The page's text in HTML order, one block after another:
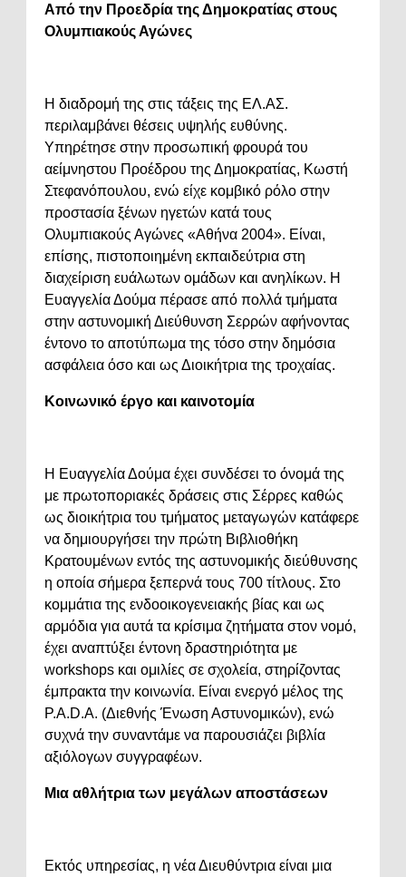
Από την Προεδρία της Δημοκρατίας στους
Ολυμπιακούς Αγώνες
Η διαδρομή της στις τάξεις της ΕΛ.ΑΣ.
περιλαμβάνει θέσεις υψηλής ευθύνης.
Υπηρέτησε στην προσωπική φρουρά του
αείμνηστου Προέδρου της Δημοκρατίας, Κωστή
Στεφανόπουλου, ενώ είχε κομβικό ρόλο στην
προστασία ξένων ηγετών κατά τους
Ολυμπιακούς Αγώνες «Αθήνα 2004». Είναι,
επίσης, πιστοποιημένη εκπαιδεύτρια στη
διαχείριση ευάλωτων ομάδων και ανηλίκων. Η
Ευαγγελία Δούμα πέρασε από πολλά τμήματα
στην αστυνομική Διεύθυνση Σερρών αφήνοντας
έντονο το αποτύπωμα της τόσο στην δημόσια
ασφάλεια όσο και ως Διοικήτρια της τροχαίας.
Κοινωνικό έργο και καινοτομία
Η Ευαγγελία Δούμα έχει συνδέσει το όνομά της
με πρωτοποριακές δράσεις στις Σέρρες καθώς
ως διοικήτρια του τμήματος μεταγωγών κατάφερε
να δημιουργήσει την πρώτη Βιβλιοθήκη
Κρατουμένων εντός της αστυνομικής διεύθυνσης
η οποία σήμερα ξεπερνά τους 700 τίτλους. Στο
κομμάτια της ενδοοικογενειακής βίας και ως
αρμόδια για αυτά τα κρίσιμα ζητήματα στον νομό,
έχει αναπτύξει έντονη δραστηριότητα με
workshops και ομιλίες σε σχολεία, στηρίζοντας
έμπρακτα την κοινωνία. Είναι ενεργό μέλος της
P.A.D.A. (Διεθνής Ένωση Αστυνομικών), ενώ
συχνά την συναντάμε να παρουσιάζει βιβλία
αξιόλογων συγγραφέων.
Μια αθλήτρια των μεγάλων αποστάσεων
Εκτός υπηρεσίας, η νέα Διευθύντρια είναι μια